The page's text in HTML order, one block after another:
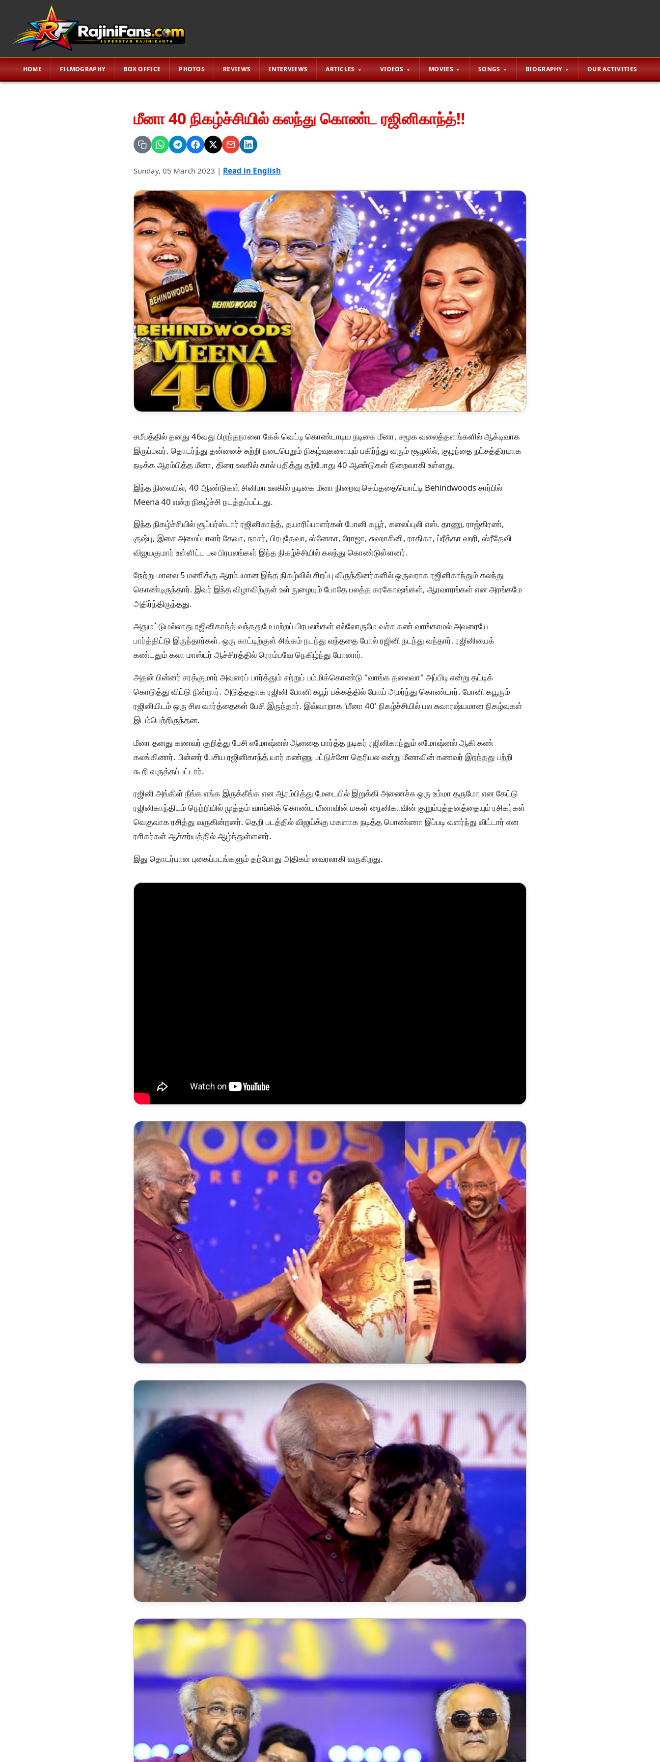
HOME FILMOGRAPHY BOX OFFICE PHOTOS REVIEWS INTERVIEWS ARTICLES VIDEOS MOVIES SONGS BIOGRAPHY OUR ACTIVITIES
மீனா 40 நிகழ்ச்சியில் கலந்து கொண்ட ரஜினிகாந்த்!!
Sunday, 05 March 2023 | Read in English
சமீபத்தில் தனது 46வது பிறந்தநாளை கேக் வெட்டி கொண்டாடிய நடிகை மீனா, சமூக வலைத்தளங்களில் ஆக்டிவாக
இருப்பவர். தொடர்ந்து தன்னைச் சுற்றி நடைபெறும் நிகழ்வுகளையும் பகிர்ந்து வரும் சூழலில், குழந்தை நட்சத்திரமாக
நடிக்க ஆரம்பித்த மீனா, திரை உலகில் கால் பதித்து தற்போது 40 ஆண்டுகள் நிறைவாகி உள்ளது.
இந்த நிலையில், 40 ஆண்டுகள் சினிமா உலகில் நடிகை மீனா நிறைவு செய்ததையொட்டி Behindwoods சார்பில்
Meena 40 என்ற நிகழ்ச்சி நடத்தப்பட்டது.
இந்த நிகழ்ச்சியில் சூப்பர்ஸ்டார் ரஜினிகாந்த், தயாரிப்பாளர்கள் போனி கபூர், கலைப்புலி எஸ். தாணு, ராஜ்கிரண்,
குஷ்பு, இசை அமைப்பாளர் தேவா, நாசர், பிரபுதேவா, ஸ்னேகா, ரோஜா, சுஹாசினி, ராதிகா, ப்ரீத்தா ஹரி, ஸ்ரீதேவி
விஜயகுமார் உள்ளிட்ட பல பிரபலங்கள் இந்த நிகழ்ச்சியில் கலந்து கொண்டுள்ளனர்.
நேற்று மாலை 5 மணிக்கு ஆரம்பமான இந்த நிகழ்வில் சிறப்பு விருந்தினர்களில் ஒருவராக ரஜினிகாந்தும் கலந்து
கொண்டிருந்தார். இவர் இந்த விழாவிற்குள் உள் நுழையும் போதே பலத்த கரகோஷங்கள், ஆரவாரங்கள் என அரங்கமே
அதிர்ந்திருந்தது.
அதுமட்டுமல்லாது ரஜினிகாந்த் வந்ததுமே மற்றப் பிரபலங்கள் எல்லோருமே வச்ச கண் வாங்காமல் அவரையே
பார்த்திட்டு இருந்தார்கள். ஒரு காட்டிற்குள் சிங்கம் நடந்து வந்ததை போல் ரஜினி நடந்து வந்தார். ரஜினியைக்
கண்டதும் கலா மாஸ்டர் ஆச்சிரத்தில் ரொம்பவே நெகிழ்ந்து போனார்.
அதன் பின்னர் சரத்குமார் அவரைப் பார்த்தும் சற்றுப் பம்மிக்கொண்டு "வாங்க தலைவா" அப்பிடி என்று தட்டிக்
கொடுத்து விட்டு நின்றார். அடுத்ததாக ரஜினி போனி கபூர் பக்கத்தில் போய் அமர்ந்து கொண்டார். போனி கபூரும்
ரஜினியிடம் ஒரு சில வார்த்தைகள் பேசி இருந்தார். இவ்வாறாக 'மீனா 40' நிகழ்ச்சியில் பல சுவாரஷ்யமான நிகழ்வுகள்
இடம்பெற்றிருந்தன.
மீனா தனது கணவர் குறித்து பேசி எமோஷ்னல் ஆனதை பார்த்த நடிகர் ரஜினிகாந்தும் எமோஷ்னல் ஆகி கண்
கலங்கினார். பின்னர் பேசிய ரஜினிகாந்த் யார் கண்ணு பட்டுச்சோ தெரியல என்று மீனாவின் கணவர் இறந்தது பற்றி
கூறி வருத்தப்பட்டார்.
ரஜினி அங்கிள் நீங்க எங்க இருக்கீங்க என ஆரம்பித்து மேடையில் இறுக்கி அணைச்சு ஒரு உம்மா தருமோ என கேட்டு
ரஜினிகாந்திடம் நெற்றியில் முத்தம் வாங்கிக் கொண்ட மீனாவின் மகள் நைனிகாவின் குறும்புத்தனத்தையும் ரசிகர்கள்
வெகுவாக ரசித்து வருகின்றனர். தெறி படத்தில் விஜய்க்கு மகளாக நடித்த பொண்ணா இப்படி வளர்ந்து விட்டார் என
ரசிகர்கள் ஆச்சர்யத்தில் ஆழ்ந்துள்ளனர்.
இது தொடர்பான புகைப்படங்களும் தற்போது அதிகம் வைரலாகி வருகிறது.